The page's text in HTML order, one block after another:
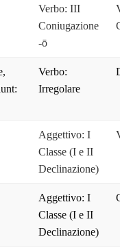
Verbo: III
Coniugazione
-ō
Verbo:
Irregolare
Aggettivo: I
Classe (I e II
Declinazione)
Aggettivo: I
Classe (I e II
Declinazione)